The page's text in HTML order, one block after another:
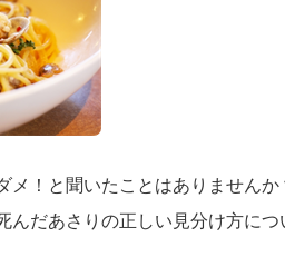
メ！と聞いたことはありませんか
んだあさりの正しい見分け方につ